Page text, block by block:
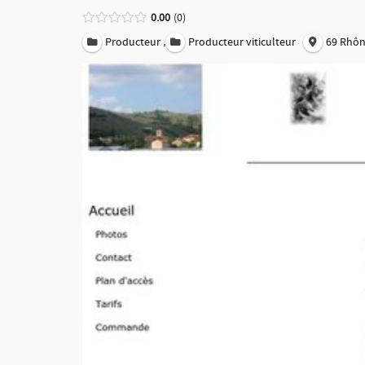
0.00 0
Producteur , Producteur viticulteur 69